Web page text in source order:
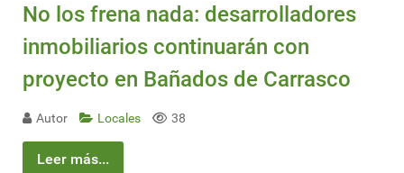
No los frena nada: desarrolladores
inmobiliarios continuarán con
proyecto en Bañados de Carrasco
Autor Locales 38
Leer más...